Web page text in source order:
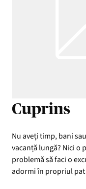
Cuprins
Nu aveți timp, bani
vacanță lungă? Nici o
problemă să faci o
adormi în propriul pat